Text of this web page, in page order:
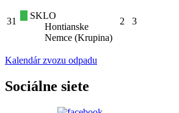
31
SKLO
Hontianske
Nemce (Krupina)
2 3
Kalendár zvozu odpadu
Sociálne siete